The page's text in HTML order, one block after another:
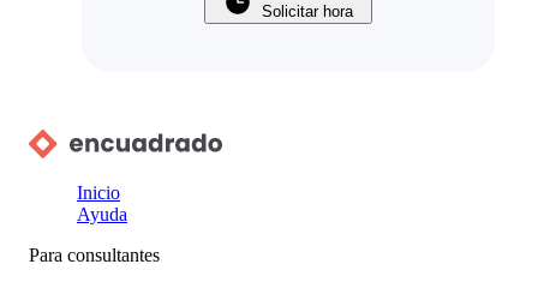
Solicitar hora
Inicio
Ayuda
Para consultantes